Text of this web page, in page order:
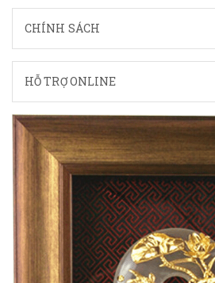
CHÍNH SÁCH
HỖ TRỢ ONLINE